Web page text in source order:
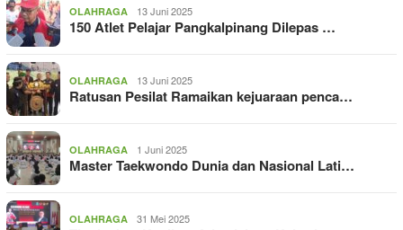
OLAHRAGA 13 Juni 2025
150 Atlet Pelajar Pangkalpinang Dilepas …
OLAHRAGA 13 Juni 2025
Ratusan Pesilat Ramaikan kejuaraan penca…
OLAHRAGA 1 Juni 2025
Master Taekwondo Dunia dan Nasional Lati…
OLAHRAGA 31 Mei 2025